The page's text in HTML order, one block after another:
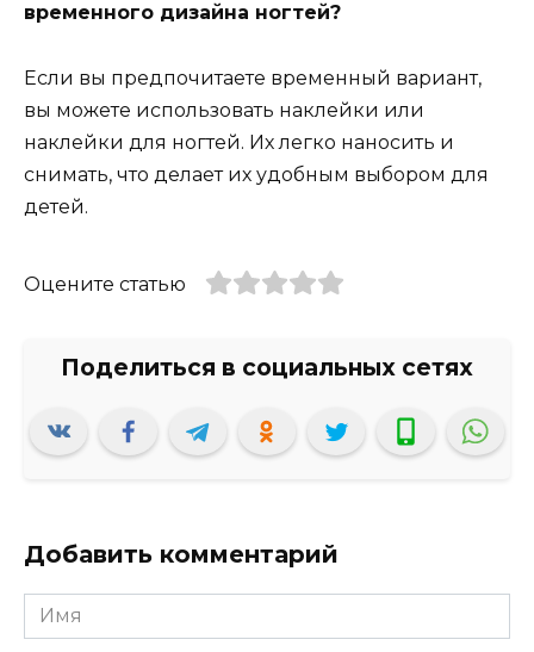
временного дизайна ногтей?
Если вы предпочитаете временный вариант,
вы можете использовать наклейки или
наклейки для ногтей. Их легко наносить и
снимать, что делает их удобным выбором для
детей.
Оцените статью
Добавить комментарий
Имя
*